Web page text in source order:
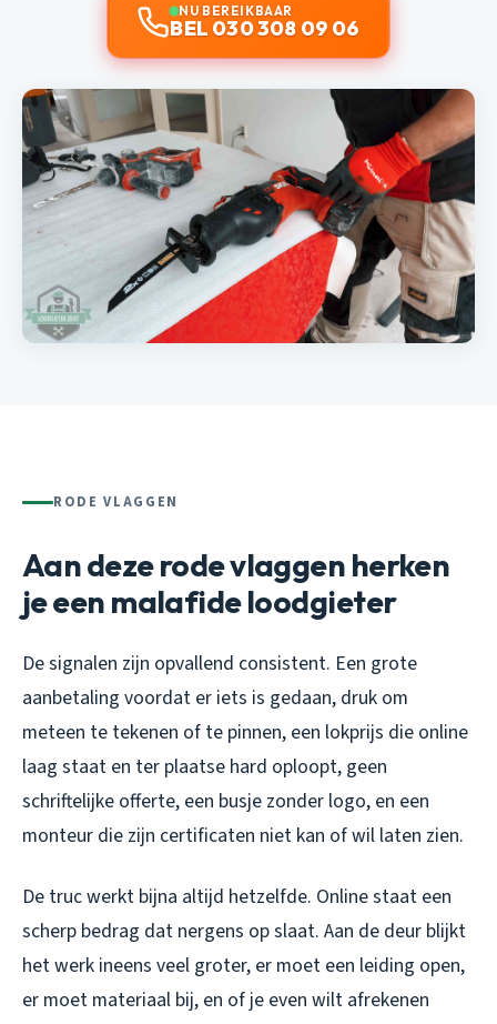
NU BEREIKBAAR
BEL 030 308 09 06
RODE VLAGGEN
Aan deze rode vlaggen herken
je een malafide loodgieter
De signalen zijn opvallend consistent. Een grote
aanbetaling voordat er iets is gedaan, druk om
meteen te tekenen of te pinnen, een lokprijs die online
laag staat en ter plaatse hard oploopt, geen
schriftelijke offerte, een busje zonder logo, en een
monteur die zijn certificaten niet kan of wil laten zien.
De truc werkt bijna altijd hetzelfde. Online staat een
scherp bedrag dat nergens op slaat. Aan de deur blijkt
het werk ineens veel groter, er moet een leiding open,
er moet materiaal bij, en of je even wilt afrekenen